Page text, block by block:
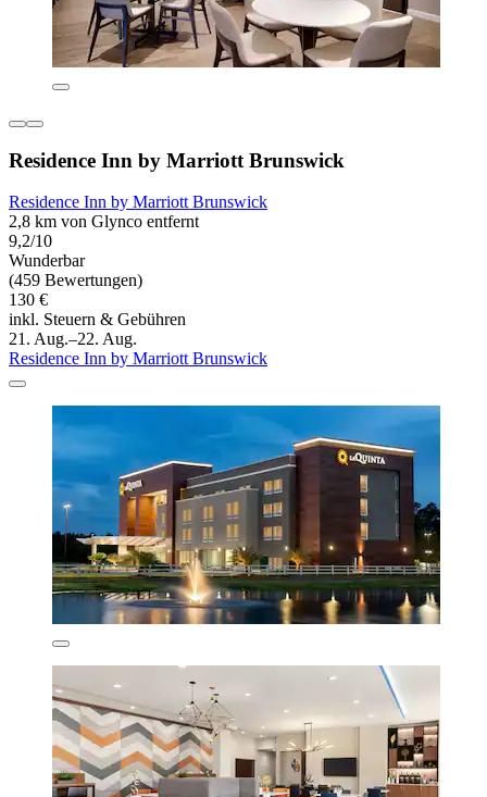
Residence Inn by Marriott Brunswick
Residence Inn by Marriott Brunswick
2,8 km von Glynco entfernt
9,2/10
Wunderbar
(459 Bewertungen)
130 €
inkl. Steuern & Gebühren
21. Aug.–22. Aug.
Residence Inn by Marriott Brunswick